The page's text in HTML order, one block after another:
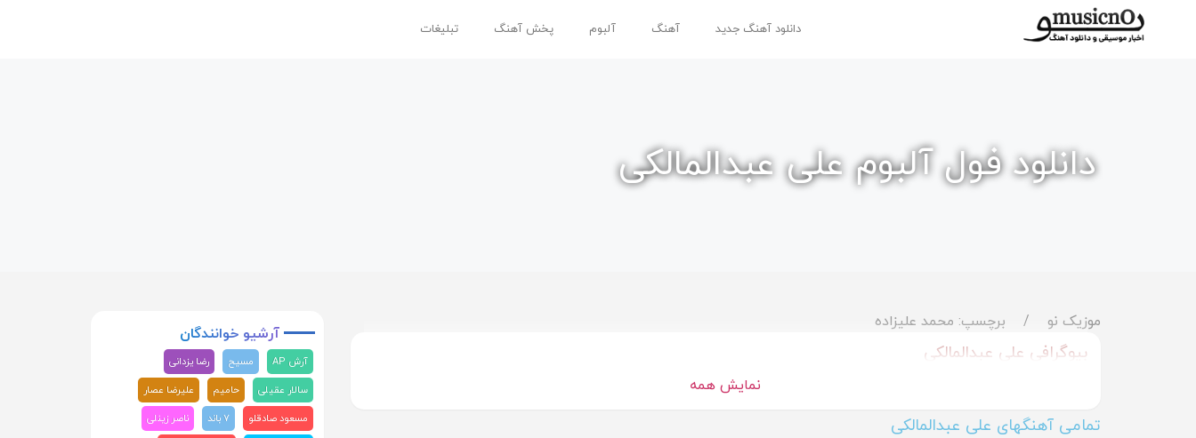
دانلود آهنگ جدید آهنگ آلبوم پخش آهنگ تبلیغات
دانلود فول آلبوم علی عبدالمالکی
موزیک نو برچسپ: محمد علیزاده
بیوگرافی علی عبدالمالکی
نمایش همه
تمامی آهنگهای علی عبدالمالکی
آرشیوخوانندگان
آرش AP مسیح
رضا یزدانی
سالار عقیلی
حامیم
علیرضا عصار
مسعود صادقلو
۷ باند
ناصر زینلی